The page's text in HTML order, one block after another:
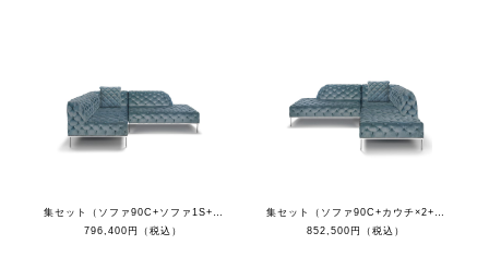
集セット（ソファ90C+ソファ1S+カウチR+クッション）
796,400円（税込）
集セット（ソファ90C+カウチ×2+クッション）
852,500円（税込）